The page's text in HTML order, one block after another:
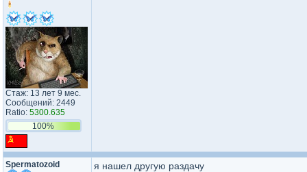
Стаж: 13 лет 9 мес.
Сообщений: 2449
Ratio: 5300.635
100%
Spermatozoid я нашел другую раздачу